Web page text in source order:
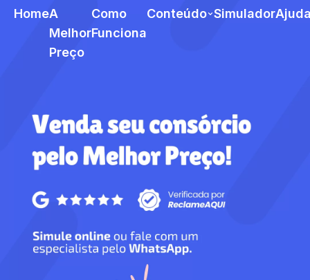
HomeA
Melhor
Preço
Como
Funciona
Conteúdo Simulador